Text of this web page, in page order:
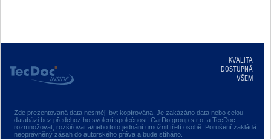
Zde prezentovaná data nesmějí být kopírována. Je zakázáno data nebo celou
databázi bez předchozího svolení společností CarDo group s.r.o. a TecDoc
rozmnožovat, rozšiřovat a/nebo toto jednání umožnit třetí osobě. Porušení zakládá
neoprávněný zásah do autorského práva a bude stíháno.
KVALITA
DOSTUPNÁ
VŠEM